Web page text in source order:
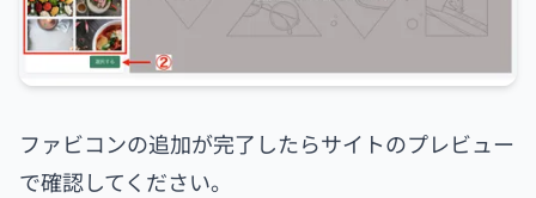
ファビコンの追加が完了したらサイトのプレビュー
で確認してください。